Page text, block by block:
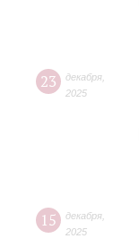
23 декабря
2025
15 декабря
2025